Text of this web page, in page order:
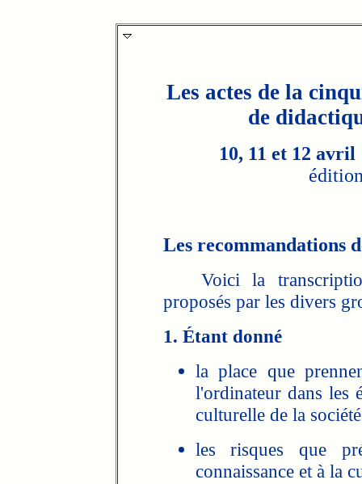
Les actes de la
de
10, 11 et 12
Les recommandations
Voici la
proposés par les divers
1. Étant donné
la place que
l'ordinateur dans les
culturelle de la
les risques que
connaissance et à la